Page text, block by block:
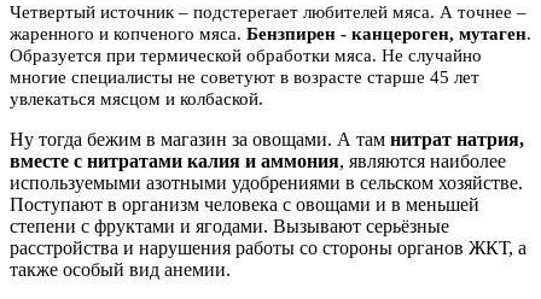
Четвертый источник – подстерегает любителей мяса. А точнее –
жаренного и копченого мяса. Бензпирен - канцероген, мутаген.
Образуется при термической обработки мяса. Не случайно
многие специалисты не советуют в возрасте старше 45 лет
увлекаться мясцом и колбаской.
Ну тогда бежим в магазин за овощами. А там нитрат натрия,
вместе с нитратами калия и аммония, являются наиболее
используемыми азотными удобрениями в сельском хозяйстве.
Поступают в организм человека с овощами и в меньшей
степени с фруктами и ягодами. Вызывают серьёзные
расстройства и нарушения работы со стороны органов ЖКТ, а
также особый вид анемии.